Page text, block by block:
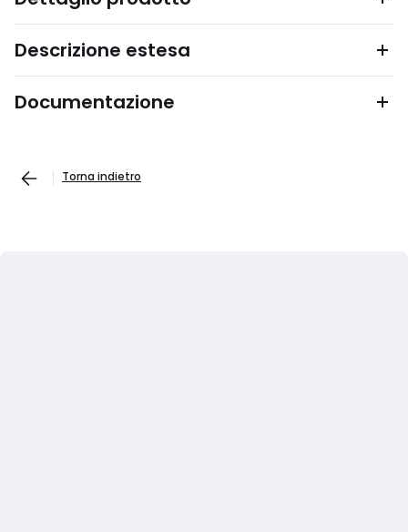
Descrizione estesa
Documentazione
Torna indietro